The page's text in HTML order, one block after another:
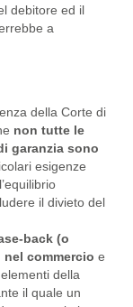
debitore ed il
a
della Corte di
non tutte le
garanzia sono
esigenze
il divieto del
back (o
commercio e
della
il quale un